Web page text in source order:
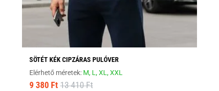
SÖTÉT KÉK CIPZÁRAS PULÓVER
Elérhető méretek: M, L,XL,XXL
9 380 Ft 13 410 Ft